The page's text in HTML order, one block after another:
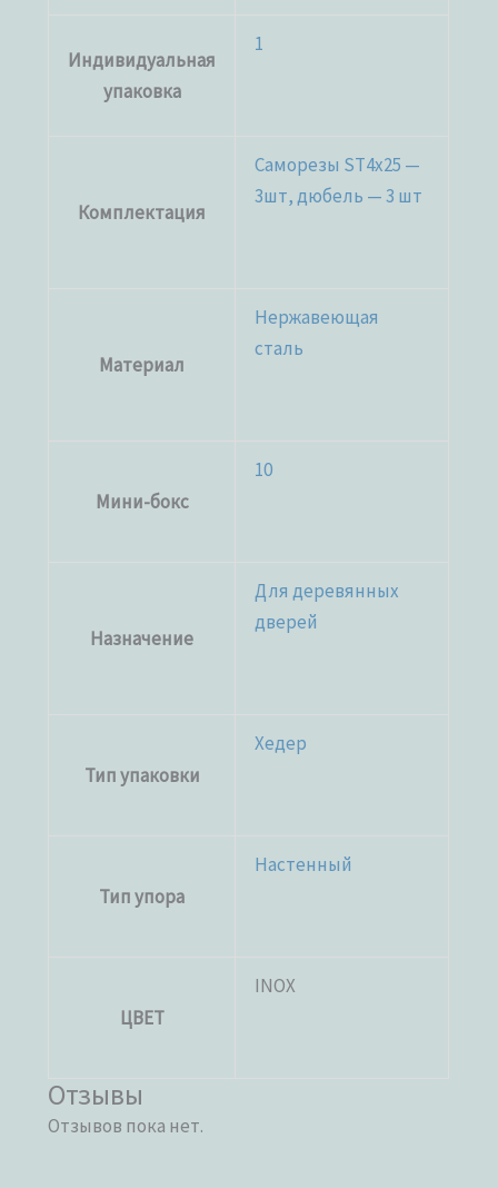
Индивидуальная
упаковка
1
Комплектация
Саморезы ST4x25 —
3шт, дюбель — 3 шт
Материал
Нержавеющая
сталь
Мини-бокс
10
Назначение
Для деревянных
дверей
Тип упаковки
Хедер
Тип упора
Настенный
ЦВЕТ
INOX
Отзывы
Отзывов пока нет.